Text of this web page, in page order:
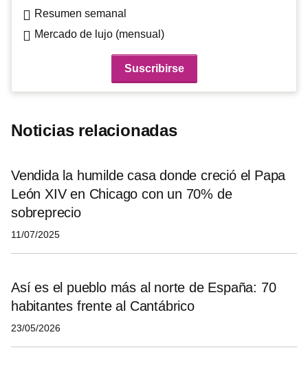
Resumen semanal
Mercado de lujo (mensual)
Noticias relacionadas
Vendida la humilde casa donde creció el Papa
León XIV en Chicago con un 70% de
sobreprecio
11/07/2025
Así es el pueblo más al norte de España: 70
habitantes frente al Cantábrico
23/05/2026